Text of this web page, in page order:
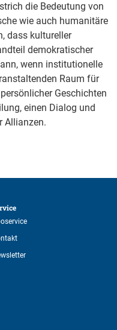
die Bedeutung von
wie auch humanitäre
dass kultureller
demokratischer
wenn institutionelle
Raum für
Geschichten
einen Dialog und
Allianzen.